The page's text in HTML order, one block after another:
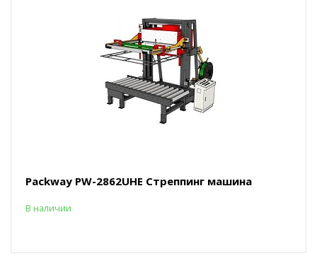
Packway PW-2862UHE Стреппинг машина
В наличии